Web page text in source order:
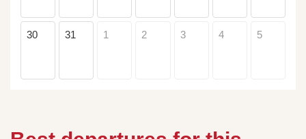
30 31 1 2 3 4 5